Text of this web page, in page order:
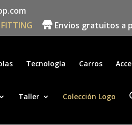
FITTING
Envios gratuitos a
Tecnología Carros
Taller Colección Logo